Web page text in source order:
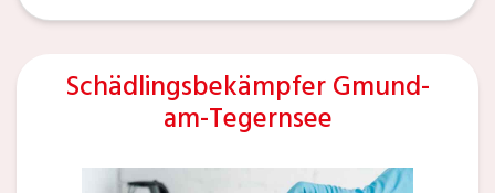
Schädlingsbekämpfer Gmund-
am-Tegernsee